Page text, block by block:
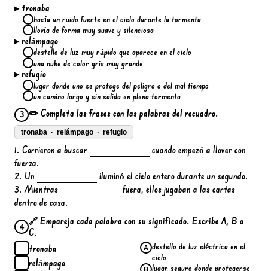
▸ tronaba
hacía un ruido fuerte en el cielo durante la tormenta
llovía de forma muy suave y silenciosa
▸ relámpago
destello de luz muy rápido que aparece en el cielo
una nube de color gris muy grande
▸ refugio
lugar donde uno se protege del peligro o del mal tiempo
un camino largo y sin salida en plena tormenta
3 ✏️ Completa las frases con las palabras del recuadro.
tronaba · relámpago · refugio
1. Corrieron a buscar
cuando empezó a llover con
fuerza.
2. Un
iluminó el cielo entero durante un segundo.
3. Mientras
fuera, ellos jugaban a las cartas
dentro de casa.
4
🔗 Empareja cada palabra con su significado. Escribe A, B o
C.
tronaba
relámpago
A destello de luz eléctrica en el
cielo
B lugar seguro donde protegerse